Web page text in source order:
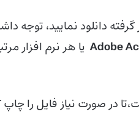
دانلود نمایید، توجه
Adobeیا هر نرم افزار
در صورت نیاز فایل را چاپ